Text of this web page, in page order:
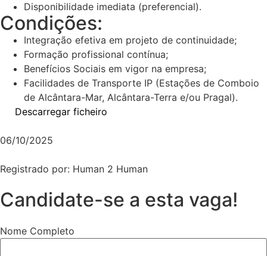
Disponibilidade imediata (preferencial).
Condições:
Integração efetiva em projeto de continuidade;
Formação profissional contínua;
Benefícios Sociais em vigor na empresa;
Facilidades de Transporte IP (Estações de Comboio
de Alcântara-Mar, Alcântara-Terra e/ou Pragal).
Descarregar ficheiro
06/10/2025
Registrado por: Human 2 Human
Candidate-se a esta vaga!
Nome Completo